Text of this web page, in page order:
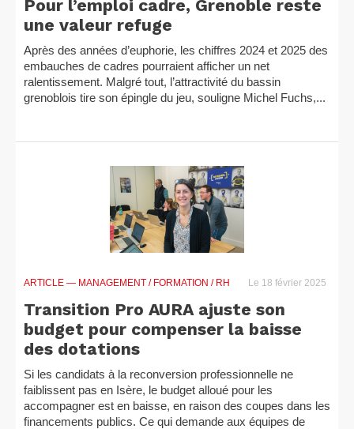
Pour l’emploi cadre, Grenoble reste
une valeur refuge
Après des années d’euphorie, les chiffres 2024 et 2025 des
embauches de cadres pourraient afficher un net
ralentissement. Malgré tout, l’attractivité du bassin
grenoblois tire son épingle du jeu, souligne Michel Fuchs,...
ARTICLE — MANAGEMENT / FORMATION / RH Le 18 février 2025
Transition Pro AURA ajuste son
budget pour compenser la baisse
des dotations
Si les candidats à la reconversion professionnelle ne
faiblissent pas en Isère, le budget alloué pour les
accompagner est en baisse, en raison des coupes dans les
financements publics. Ce qui demande aux équipes de